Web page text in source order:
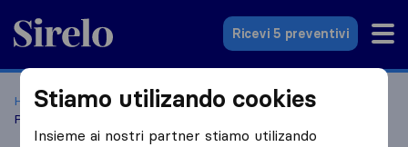
Sirelo.it
Ricevi 5 preventivi
Home Le 10 migliori aziende di traslochi in Italia
Pini Antonino Traslochi
Stiamo utilizando cookies
Insieme ai nostri partner stiamo utilizando